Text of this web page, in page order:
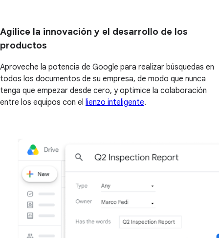
Agilice la innovación y el desarrollo de los
productos
Aproveche la potencia de Google para realizar búsquedas en
todos los documentos de su empresa, de modo que nunca
tenga que empezar desde cero, y optimice la colaboración
entre los equipos con el lienzo inteligente.